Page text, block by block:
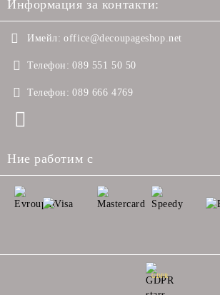
Информация за контакти:
Имейл: office@decoupageshop.net
Телефон: 089 551 50 50
Телефон: 089 666 4769
Ние работим с
GDPR